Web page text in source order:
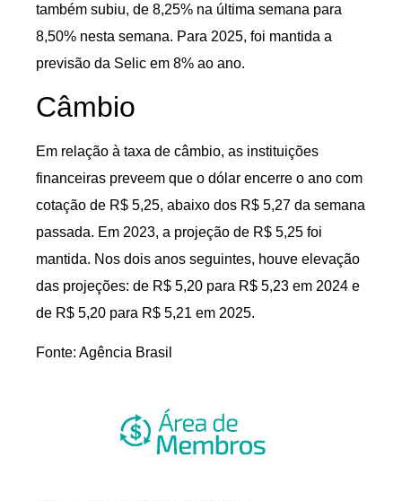
também subiu, de 8,25% na última semana para
8,50% nesta semana. Para 2025, foi mantida a
previsão da Selic em 8% ao ano.
Câmbio
Em relação à taxa de câmbio, as instituições
financeiras preveem que o dólar encerre o ano com
cotação de R$ 5,25, abaixo dos R$ 5,27 da semana
passada. Em 2023, a projeção de R$ 5,25 foi
mantida. Nos dois anos seguintes, houve elevação
das projeções: de R$ 5,20 para R$ 5,23 em 2024 e
de R$ 5,20 para R$ 5,21 em 2025.
Fonte: Agência Brasil